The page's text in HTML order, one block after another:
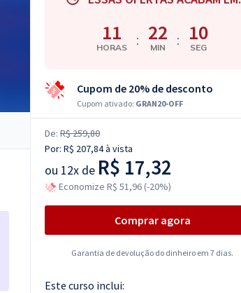
11
HORAS : 22
MIN : 09
SEG
Cupom de 20% de desconto
Cupom ativado: GRAN20-OFF
De: R$ 259,80
Por: R$ 207,84à vista
ou 12x de R$ 17,32
Economize R$ 51,96 (-20%)
Comprar agora
Garantia de devolução do dinheiro em 7 dias.
Este curso inclui: